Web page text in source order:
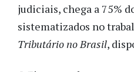
judiciais, chega a 75%
sistematizados no
Tributário no Brasil,